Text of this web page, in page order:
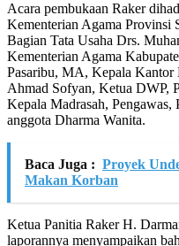
Acara pembukaan Raker
Kementerian Agama Provinsi
Bagian Tata Usaha Drs.
Kementerian Agama
Pasaribu, MA, Kepala Kantor
Ahmad Sofyan, Ketua DWP,
Kepala Madrasah, Pengawas,
anggota Dharma Wanita.
Baca Juga : Proyek
Makan Korban
Ketua Panitia Raker H.
laporannya menyampaikan